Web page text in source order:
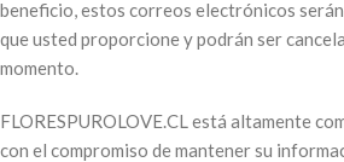
beneficio, estos correos electrónicos
que usted proporcione y podrán ser
momento.
FLORESPUROLOVE.CL está altamente
con el compromiso de mantener su